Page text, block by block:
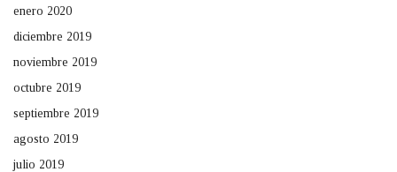
enero 2020
diciembre 2019
noviembre 2019
octubre 2019
septiembre 2019
agosto 2019
julio 2019